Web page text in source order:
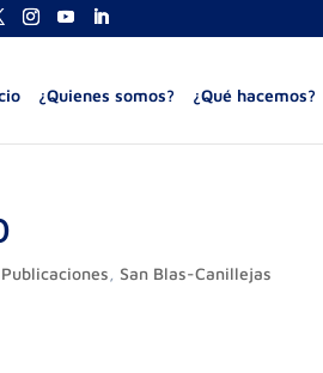
¿Quienes somos? ¿Qué hacemos?
Publicaciones San Blas-Canillejas